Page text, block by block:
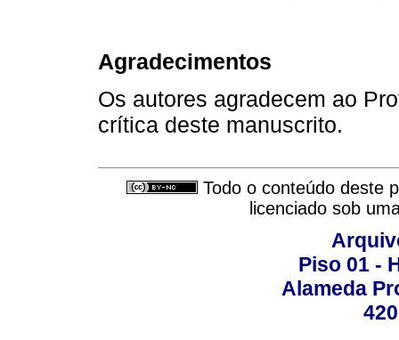
Agradecimentos
Os autores agradecem ao
crítica deste manuscrito.
Todo o conteúdo deste
licenciado sob
Piso 01 -
Alameda